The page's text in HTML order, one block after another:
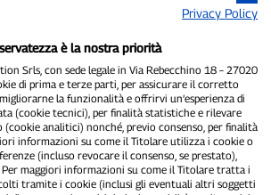
Testata Giornalistica indipendente
1/2021 del 1/2/2021 - Tribunale di Pavia
editore:66communication Srls- P.IVA
02798890188
Privacy Policy
è la nostra priorità
Srls, con sede legale in Via Rebecchino 18 – 27020
di prima e terze parti, per assicurare il corretto
la funzionalità e offrirvi un’esperienza di
(cookie tecnici), per finalità statistiche e rilevare
(cookie analitici) nonché, previo consenso, per finalità
informazioni su come il Titolare utilizza i cookie o
(incluso revocare il consenso, se prestato),
Per maggiori informazioni su come il Titolare tratta i
tramite i cookie (inclusi gli eventuali altri soggetti